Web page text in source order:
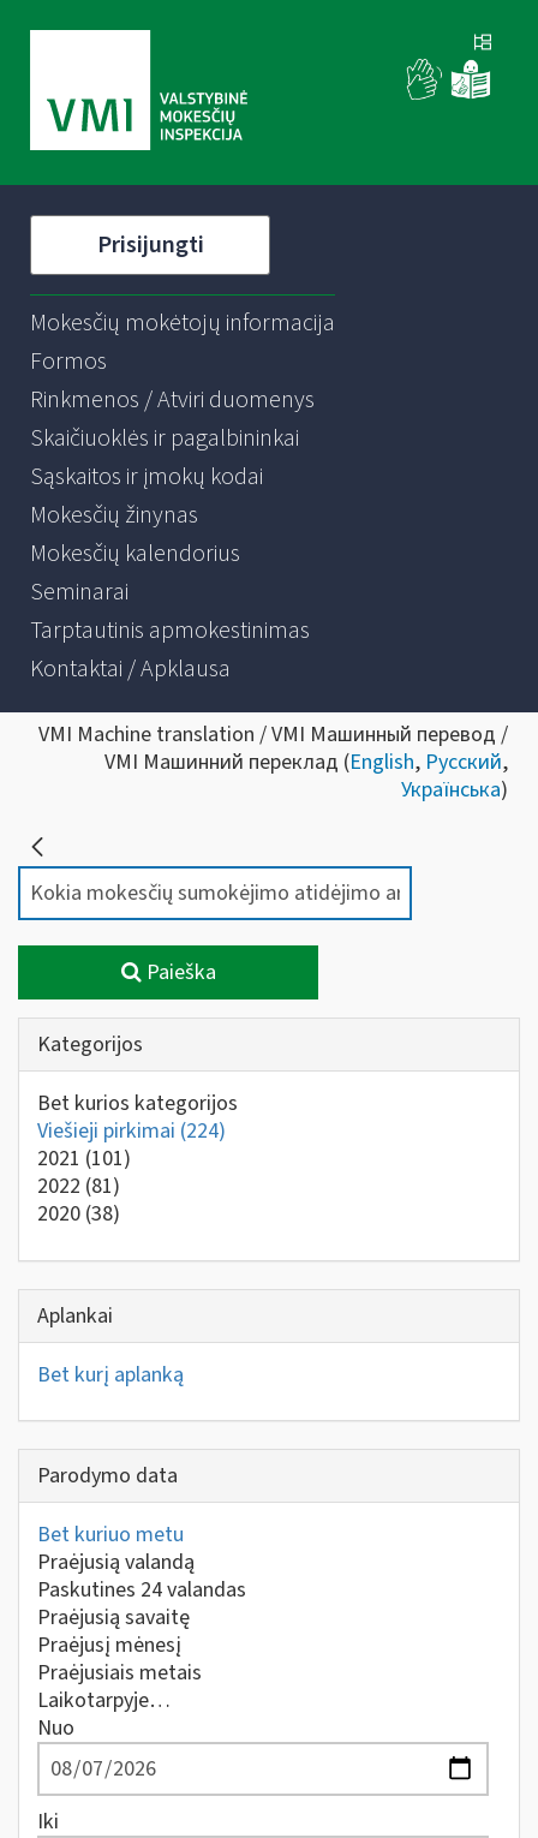
Prisijungti
Mokesčių mokėtojų informacija
Formos
Rinkmenos / Atviri duomenys
Skaičiuoklės ir pagalbininkai
Sąskaitos ir įmokų kodai
Mokesčių žinynas
Mokesčių kalendorius
Seminarai
Tarptautinis apmokestinimas
Kontaktai / Apklausa
VMI Machine translation / VMI Машинный перевод /
VMI Машинний переклад (English, Русский,
Українська)
Paieška
Kategorijos
Bet kurios kategorijos
Viešieji pirkimai (224)
2021 (101)
2022 (81)
2020 (38)
Aplankai
Bet kurį aplanką
Parodymo data
Bet kuriuo metu
Praėjusią valandą
Paskutines 24 valandas
Praėjusią savaitę
Praėjusį mėnesį
Praėjusiais metais
Laikotarpyje…
Nuo
Iki